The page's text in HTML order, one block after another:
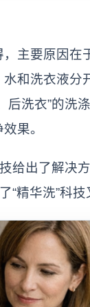
主要原因在
和洗衣液分
后洗衣”的洗
果。
给出了解决
“精华洗”科